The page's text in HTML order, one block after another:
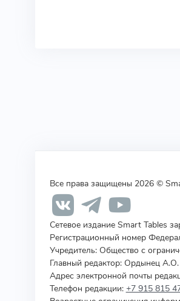
Все права защищены 2026 ©
Сетевое издание Smart Tables
Регистрационный номер
Учредитель: Общество с
Главный редактор: Ордынец А.О.
Адрес электронной почты
Телефон редакции: +7 915 815